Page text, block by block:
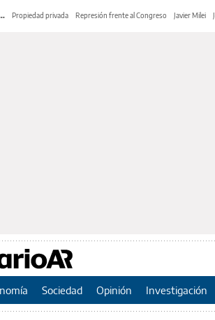
Propiedad privada Represión frente al Congreso Javier Milei
Sociedad Opinión Investigación